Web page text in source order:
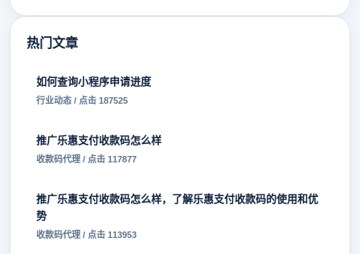
热门文章
如何查询小程序申请进度
行业动态 / 点击 187525
推广乐惠支付收款码怎么样
收款码代理 / 点击 117877
推广乐惠支付收款码怎么样，了解乐惠支付收款码的使用和优
势
收款码代理 / 点击 113953